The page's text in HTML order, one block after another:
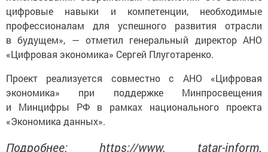
цифровые навыки и компетенции, необходимые
профессионалам для успешного развития отрасли
в будущем», — отметил генеральный директор АНО
«Цифровая экономика» Сергей Плуготаренко.
Проект реализуется совместно с АНО «Цифровая
экономика» при поддержке Минпросвещения
и Минцифры РФ в рамках национального проекта
«Экономика данных».
Подробнее: https://www. tatar-inform.